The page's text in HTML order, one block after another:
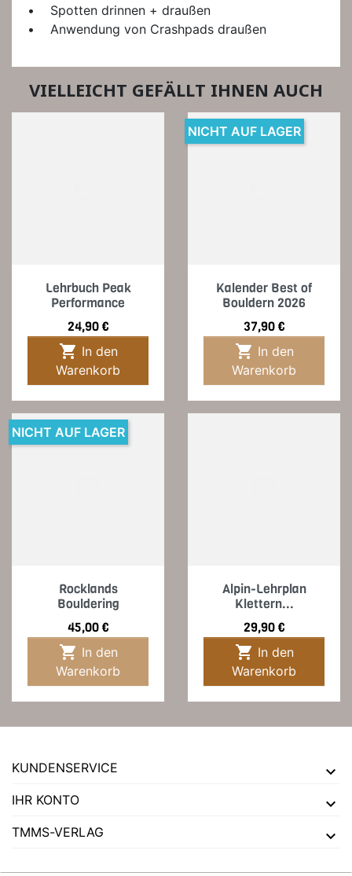
• Spotten drinnen + draußen
• Anwendung von Crashpads draußen
VIELLEICHT GEFÄLLT IHNEN AUCH
Lehrbuch Peak
Performance
Preis
24,90 €

Warenkorb
Kalender Best of
Bouldern 2026
Preis
37,90 €

Warenkorb
NICHT AUF LAGER
Rocklands
Bouldering
Preis
45,00 €

Warenkorb
NICHT AUF LAGER
Alpin-Lehrplan
Klettern...
Preis
29,90 €

Warenkorb
KUNDENSERVICE
IHR KONTO
TMMS-VERLAG